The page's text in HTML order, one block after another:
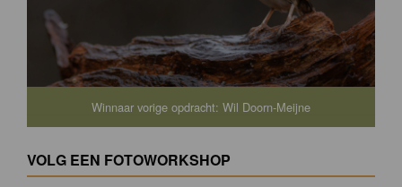
Winnaar vorige opdracht: Wil Doorn-Meijne
VOLG EEN FOTOWORKSHOP